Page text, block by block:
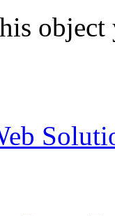
object